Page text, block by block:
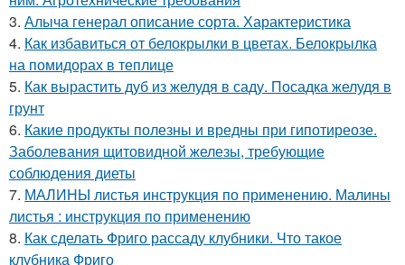
3. Алыча генерал описание сорта. Характеристика
4. Как избавиться от белокрылки в цветах. Белокрылка
на помидорах в теплице
5. Как вырастить дуб из желудя в саду. Посадка желудя в
грунт
6. Какие продукты полезны и вредны при гипотиреозе.
Заболевания щитовидной железы, требующие
соблюдения диеты
7. МАЛИНЫ листья инструкция по применению. Малины
листья : инструкция по применению
8. Как сделать Фриго рассаду клубники. Что такое
клубника Фриго